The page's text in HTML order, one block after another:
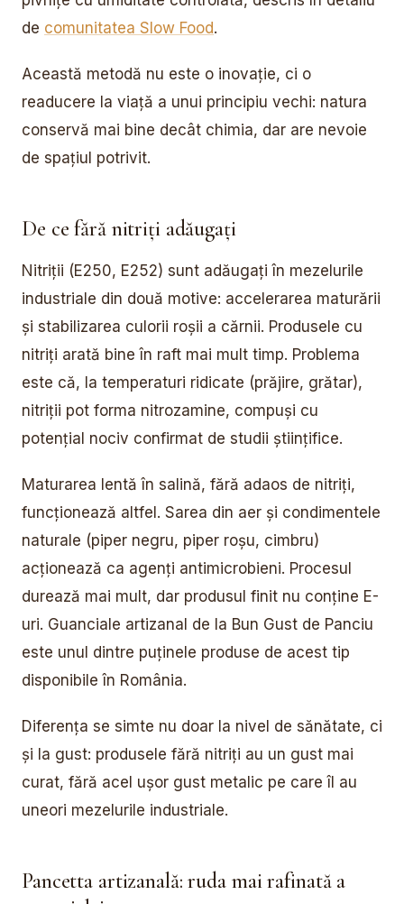
de comunitatea Slow Food.
Această metodă nu este o inovație, ci o
readucere la viață a unui principiu vechi: natura
conservă mai bine decât chimia, dar are nevoie
de spațiul potrivit.
De ce fără nitriți adăugați
Nitriții (E250, E252) sunt adăugați în mezelurile
industriale din două motive: accelerarea maturării
și stabilizarea culorii roșii a cărnii. Produsele cu
nitriți arată bine în raft mai mult timp. Problema
este că, la temperaturi ridicate (prăjire, grătar),
nitriții pot forma nitrozamine, compuși cu
potențial nociv confirmat de studii științifice.
Maturarea lentă în salină, fără adaos de nitriți,
funcționează altfel. Sarea din aer și condimentele
naturale (piper negru, piper roșu, cimbru)
acționează ca agenți antimicrobieni. Procesul
durează mai mult, dar produsul finit nu conține E-
uri. Guanciale artizanal de la Bun Gust de Panciu
este unul dintre puținele produse de acest tip
disponibile în România.
Diferența se simte nu doar la nivel de sănătate, ci
și la gust: produsele fără nitriți au un gust mai
curat, fără acel ușor gust metalic pe care îl au
uneori mezelurile industriale.
Pancetta artizanală: ruda mai rafinată a